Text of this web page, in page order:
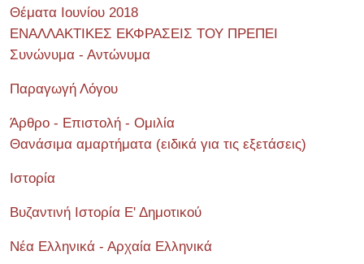
Θέματα Ιουνίου 2018
ΕΝΑΛΛΑΚΤΙΚΕΣ ΕΚΦΡΑΣΕΙΣ ΤΟΥ ΠΡΕΠΕΙ
Συνώνυμα - Αντώνυμα
Παραγωγή Λόγου
Άρθρο - Επιστολή - Ομιλία
Θανάσιμα αμαρτήματα (ειδικά για τις εξετάσεις)
Ιστορία
Βυζαντινή Ιστορία Ε' Δημοτικού
Νέα Ελληνικά - Αρχαία Ελληνικά